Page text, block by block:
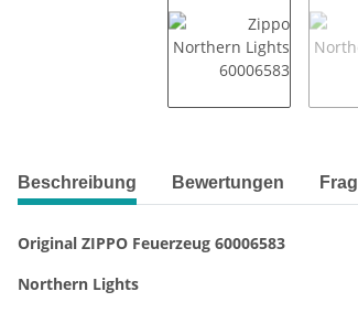
weitere Registerkarten anzeigen
Beschreibung Bewertungen
Original ZIPPO Feuerzeug 60006583
Northern Lights